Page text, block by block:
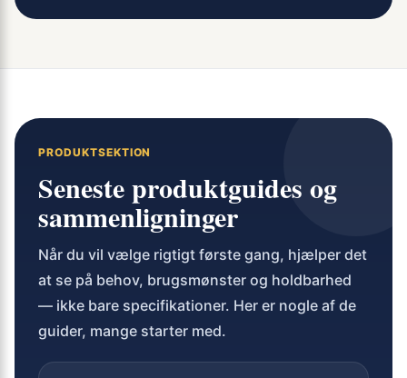
PRODUKTSEKTION
Seneste produktguides og
sammenligninger
Når du vil vælge rigtigt første gang, hjælper det
at se på behov, brugsmønster og holdbarhed
— ikke bare specifikationer. Her er nogle af de
guider, mange starter med.